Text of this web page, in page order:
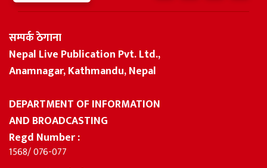
सम्पर्क ठेगाना
Nepal Live Publication Pvt. Ltd.,
Anamnagar, Kathmandu, Nepal
DEPARTMENT OF INFORMATION
AND BROADCASTING
Regd Number :
1568/ 076-077